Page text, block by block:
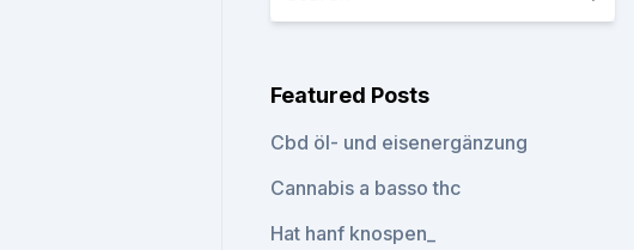
Featured Posts
Cbd öl- und eisenergänzung
Cannabis a basso thc
Hat hanf knospen_